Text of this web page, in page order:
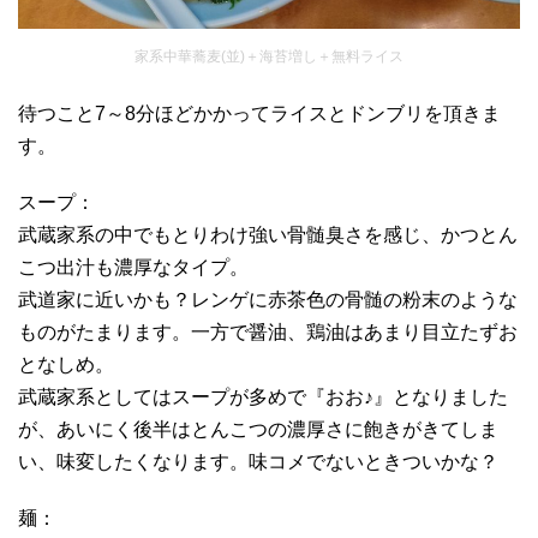
家系中華蕎麦(並)＋海苔増し＋無料ライス
待つこと7～8分ほどかかってライスとドンブリを頂きま
す。
スープ：
武蔵家系の中でもとりわけ強い骨髄臭さを感じ、かつとん
こつ出汁も濃厚なタイプ。
武道家に近いかも？レンゲに赤茶色の骨髄の粉末のような
ものがたまります。一方で醤油、鶏油はあまり目立たずお
となしめ。
武蔵家系としてはスープが多めで『おお♪』となりました
が、あいにく後半はとんこつの濃厚さに飽きがきてしま
い、味変したくなります。味コメでないときついかな？
麺：